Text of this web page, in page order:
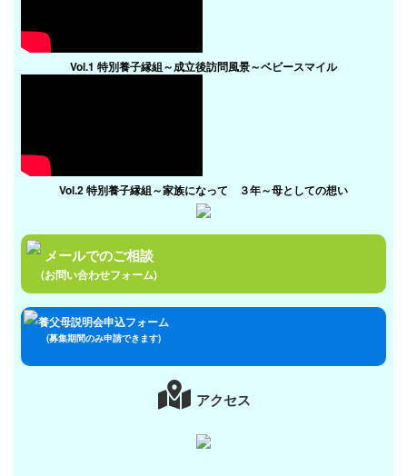
Vol.1 特別養子縁組～成立後訪問風景～ベビースマイル
Vol.2 特別養子縁組～家族になって ３年～母としての想い
メールでのご相談
(お問い合わせフォーム)
養父母説明会申込フォーム
(募集期間のみ申請できます)
アクセス